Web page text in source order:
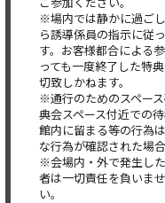
※場内では静かに過ご
ら誘導係員の指示に従
す。お客様都合による
っても一度終了した特
切致しかねます。
※通行のためのスペー
典会スペース付近での
館内に留まる等の行為
な行為が確認された場
※会場内・外で発生し
者は一切責任を負いま
い。